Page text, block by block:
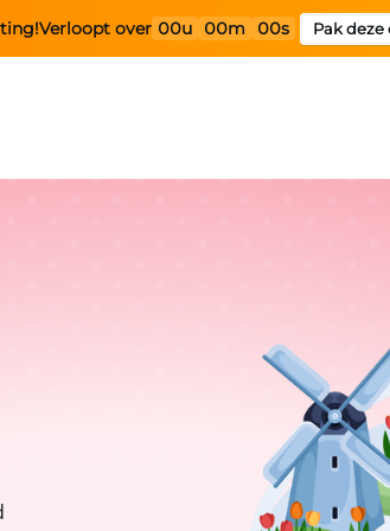
Verloopt over 00u 00m 00s Pak deze